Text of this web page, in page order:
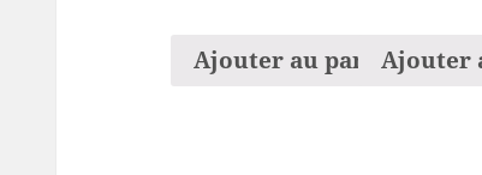
Ajouter au panierAjouter